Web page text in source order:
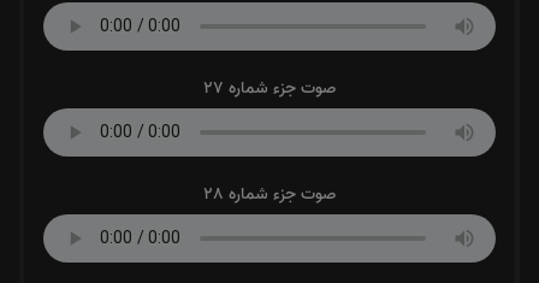
صوت جزء شماره 27
صوت جزء شماره 28